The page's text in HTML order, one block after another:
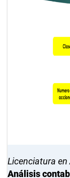
Licenciatura en
Análisis